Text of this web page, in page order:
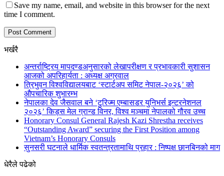
Save my name, email, and website in this browser for the next
time I comment.
भर्खरै
अन्तर्राष्ट्रिय मापदण्डअनुसारको लेखापरीक्षण र प्रभावकारी सुशासन
आजको अपरिहार्यता : अध्यक्ष अग्रवाल
त्रिभुवन विश्वविद्यालयबाट ‘स्टार्टअप समिट नेपाल-२०२६’ को
औपचारिक शुभारम्भ
नेपालका देव जैसवाल बने ‘टुरिज्म एम्बासडर युनिभर्स इन्टरनेशनल
२०२६’ किड्स मेल ग्रान्ड विनर, विश्व मञ्चमा नेपालको गौरव उच्च
Honorary Consul General Rajesh Kazi Shrestha receives
“Outstanding Award” securing the First Position among
Vietnam’s Honorary Consuls
सुनसरी घटनाले धार्मिक स्वतन्त्रतामाथि प्रहार : निष्पक्ष छानबिनको माग
धेरैले पढेको